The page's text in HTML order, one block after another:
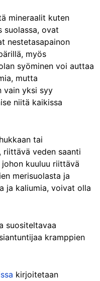
mineraalit kuten
suolassa, ovat
nestetasapainon
myös
syöminen voi auttaa
mutta
vain yksi syy
niitä kaikissa
tai
veden saanti
kuuluu riittävä
merisuolasta ja
ja kaliumia, voivat olla
suositeltavaa
kramppien
kirjoitetaan